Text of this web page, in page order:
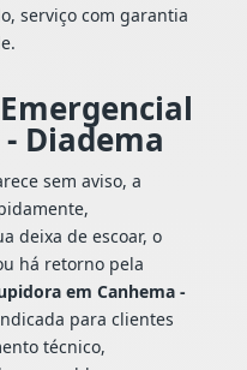
serviço com garantia
Diadema
sem aviso, a
deixa de escoar, o
há retorno pela
em Canhema -
para clientes
técnico,